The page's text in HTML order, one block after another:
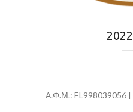
Α.Φ.Μ.: EL998039056